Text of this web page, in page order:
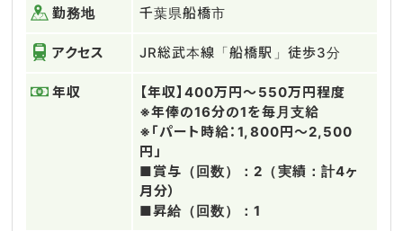
勤務地 千葉県船橋市
アクセス JR総武本線「船橋駅」徒歩3分
年収
【年収】400万円～550万円程度
※年俸の16分の1を毎月支給
※「パート時給：1,800円～2,500
円」
■賞与（回数）：2（実績：計4ヶ
月分）
■昇給（回数）：1